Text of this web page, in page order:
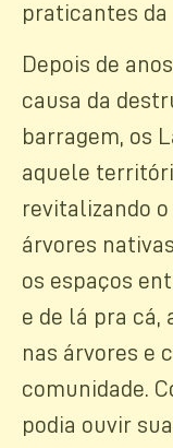
praticantes
Depois de
causa da
barragem, os
aquele
revitalizando
árvores
os espaços
e de lá pra cá,
nas árvores e
comunidade.
podia ouvir